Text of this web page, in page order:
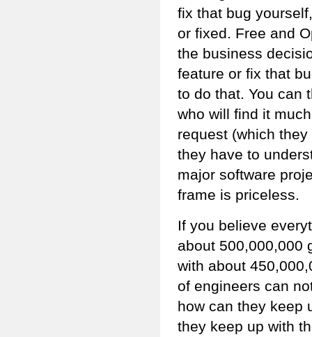
fix that bug
or fixed. Free and
the business
feature or fix that
to do that. You can
who will find it
request (which
they have to
major software
frame is priceless.
If you believe
about 500,000,000
with about
of engineers can
how can they keep
they keep up with